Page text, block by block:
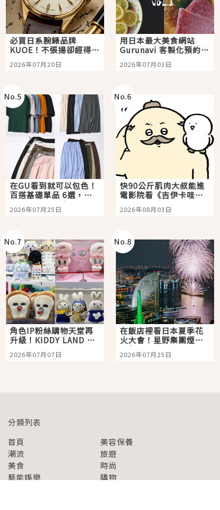
必買日系腕錶品牌
KUOE！不張揚卻經得起
時間洗鍊的經典之作五
選
2026年07月20日
用日本最大美食網站
Gurunavi 客製化預約九
大都市餐廳，打造專屬
美食體驗！
2026年07月03日
No.5
在GU看到就可以包色！
百搭基礎單品 6選，閉
眼全收也不心疼
2026年07月25日
No.6
快90公斤肌肉大叔能進
電影院看《吉伊卡哇》
嗎？日本重金屬樂團
「打首」會長與nagano
2026年08月03日
No.7
角色IP粉絲購物天堂再
升級！KIDDY LAND 原
宿店吉伊卡哇迎客，新
開幕 OMOKADO 店3分
2026年07月07日
No.8
在飯店裡看日本夏季花
火大會！星野集團煙火
景觀飯店6選，讓你不用
人擠人悠閒欣賞
2026年07月25日
分類列表
首頁
美容保養
潮流
旅遊
美食
時尚
藝能娛樂
購物